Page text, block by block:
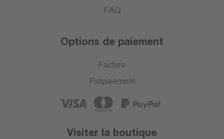
FAQ
Options de paiement
Facture
Prépaiement
Visiter la boutique